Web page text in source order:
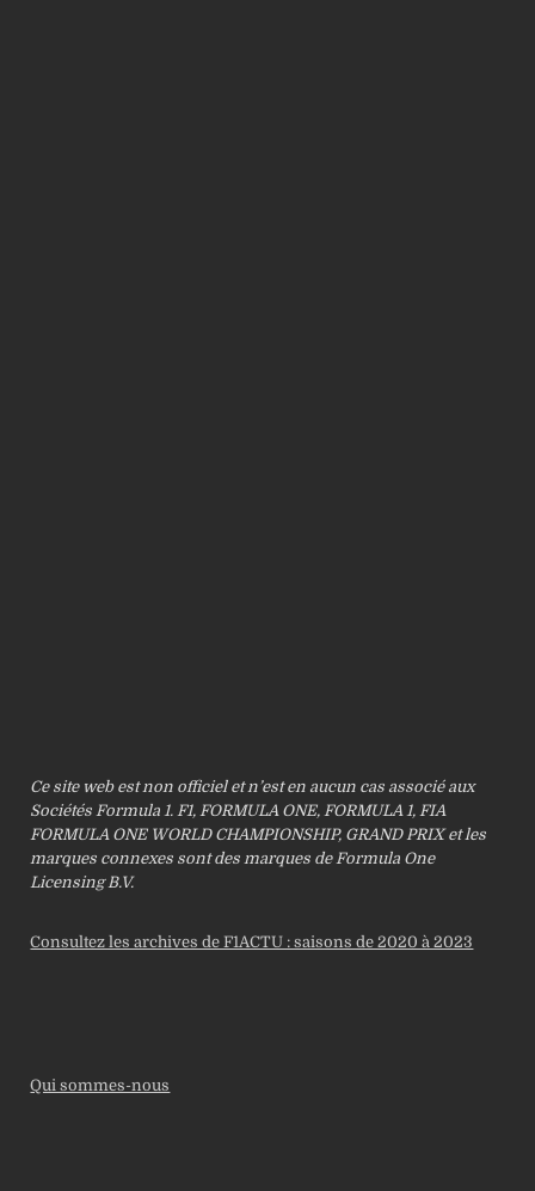
Ce site web est non officiel et n’est en aucun cas associé aux
Sociétés Formula 1. F1, FORMULA ONE, FORMULA 1, FIA
FORMULA ONE WORLD CHAMPIONSHIP, GRAND PRIX et les
marques connexes sont des marques de Formula One
Licensing B.V.
Consultez les archives de F1ACTU : saisons de 2020 à 2023
Qui sommes-nous